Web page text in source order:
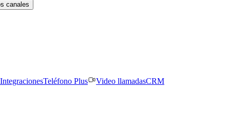
canales
IntegracionesTeléfono Plus Video llamadasCRM